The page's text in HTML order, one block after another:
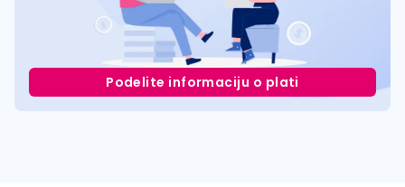
Podelite informaciju o plati